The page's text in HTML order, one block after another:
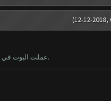
(12-12-2018,
عملت البوت في البداية لمدة 5 هجمات ، والآن لا يمكن الوصول إلى حالة التصغير. لقد حاولت إعادة التشغيل ، ولكن لا يزال الحصول على نفس الخطأ.